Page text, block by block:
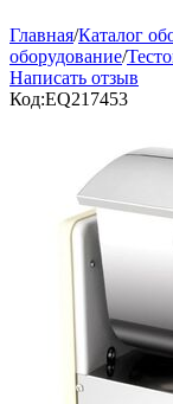
Главная/Каталог
оборудование/
Написать отзыв
Код:EQ217453